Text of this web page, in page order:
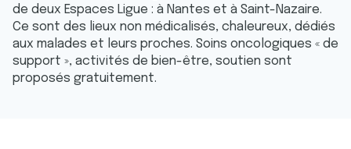
de deux Espaces Ligue : à Nantes et à Saint-Nazaire.
Ce sont des lieux non médicalisés, chaleureux, dédiés
aux malades et leurs proches. Soins oncologiques « de
support », activités de bien-être, soutien sont
proposés gratuitement.